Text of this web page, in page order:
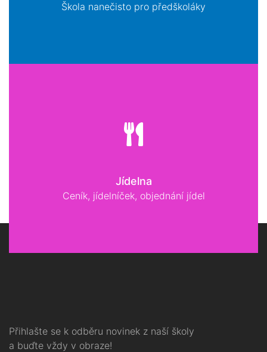
Škola nanečisto pro předškoláky
Jídelna
Ceník, jídelníček, objednání jídel
Přihlašte se k odběru novinek z naší školy
a buďte vždy v obraze!